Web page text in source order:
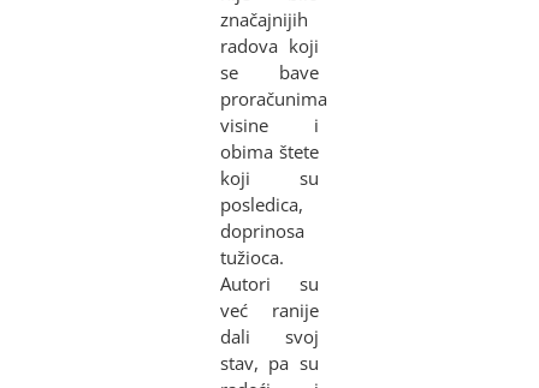
značajnijih
radova koji
se bave
proračunima
visine i
obima štete
koji su
posledica,
doprinosa
tužioca.
Autori su
već ranije
dali svoj
stav, pa su